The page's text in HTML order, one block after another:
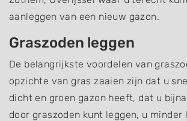
aanleggen van een nieuw gazon.
Graszoden leggen
De belangrijkste voordelen van
opzichte van gras zaaien zijn dat u
dicht en groen gazon heeft, dat u
door graszoden kunt leggen, u